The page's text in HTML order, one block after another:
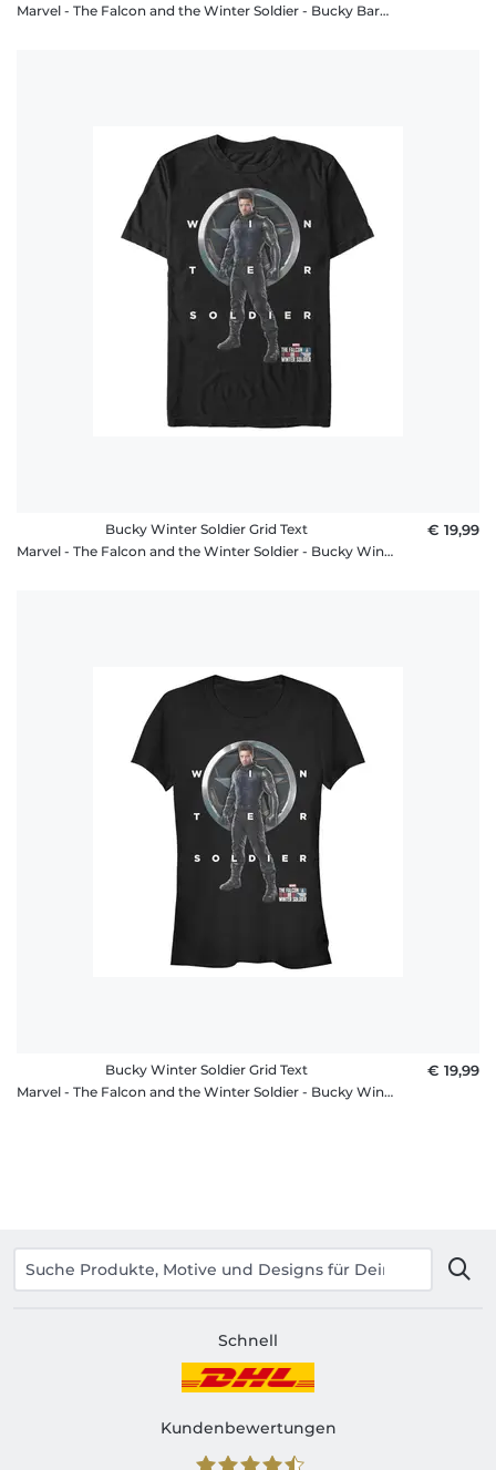
Marvel - The Falcon and the Winter Soldier - Bucky Barnes Shield - Frauen T-Shirt
Bucky Winter Soldier Grid Text
Marvel - The Falcon and the Winter Soldier - Bucky Winter Soldier Grid Text - Männer T-Shirt
€ 19,99
Bucky Winter Soldier Grid Text
Marvel - The Falcon and the Winter Soldier - Bucky Winter Soldier Grid Text - Frauen T-Shirt
€ 19,99
Schnell
Kundenbewertungen